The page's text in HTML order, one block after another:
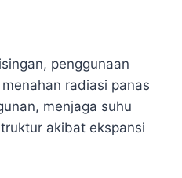
penggunaan
radiasi panas
menjaga suhu
akibat ekspansi